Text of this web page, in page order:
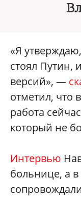
«Я
стоял Путин,
версий», —
отметил, что
работа
который не
Интервью
больнице, а